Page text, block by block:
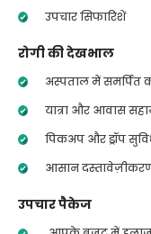
उपचार सिफारिशें
रोगी की देखभाल
अस्पताल में समर्पित
यात्रा और आवास
पिकअप और ड्रॉप
आसान दस्तावेज़ीकरण
उपचार पैकेज